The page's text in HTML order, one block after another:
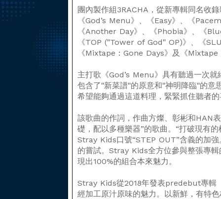
團內製作組3RACHA，從新專輯同名收
《God’s Menu》、《Easy》、《
《Another Day》、《Phobia》、《
《TOP ("Tower of God" OP)》、《
《Mixtape : Gone Days》及《
主打歌《God’s Menu》具有聽過一次
包含了"新菜譜"的原意和"神明降臨"的意
希望能夠通過這道料理，緊緊抓住聽者
該歌曲的作詞，作曲方燦、彰彬和HAN
礎，配以多種樂器”的歌曲。“打破現有
Stray Kids口號“STEP OUT”含義的加
的嘗試。Stray Kids全方位參與整張專
現出100%的組合本來魅力。
Stray Kids從2018年發表predebut專輯
經加工原汁原味的魅力。以新鮮，有特